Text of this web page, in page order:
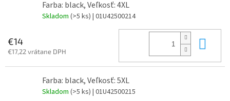
Farba: black, Veľkosť: 4XL
Skladom (>5 ks) | 01U42500214
€14
€17,22 vrátane DPH
Farba: black, Veľkosť: 5XL
Skladom (>5 ks) | 01U42500215